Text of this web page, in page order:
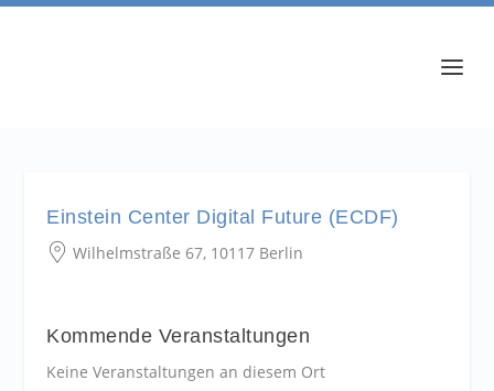
Einstein Center Digital Future (ECDF)
Wilhelmstraße 67, 10117 Berlin
Kommende Veranstaltungen
Keine Veranstaltungen an diesem Ort